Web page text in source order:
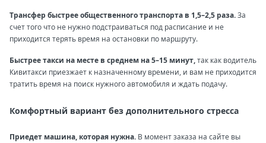
Трансфер быстрее общественного транспорта в 1,5–2,5 раза.За
счет того что не нужно подстраиваться под расписание и не
приходится терять время на остановки по маршруту.
Быстрее такси на месте в среднем на 5–15 минут,так как водитель
Кивитакси приезжает к назначенному времени, и вам не приходится
тратить время на поиск нужного автомобиля и ждать подачу.
Комфортный вариант без дополнительного стресса
Приедет машина, которая нужна. В момент заказа на сайте вы